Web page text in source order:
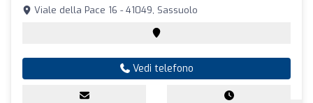
Viale della Pace 16 - 41049, Sassuolo
Vedi telefono